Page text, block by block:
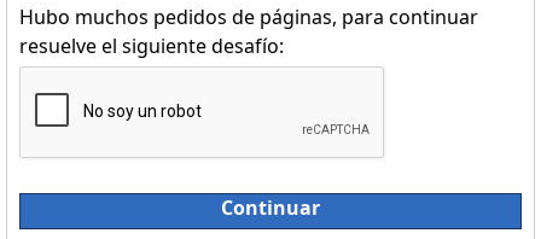
Hubo muchos pedidos de páginas, para continuar
resuelve el siguiente desafío:
Continuar